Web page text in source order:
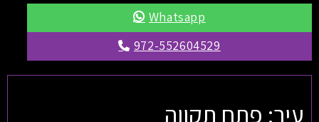
Whatsapp
972-552604529
עיר: פתח תקווה